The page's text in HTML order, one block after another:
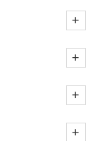
+
+
+
+